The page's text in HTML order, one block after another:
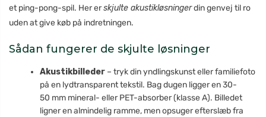
et ping-pong-spil. Her erskjulte akustikløsningerdin genvej til ro
uden at give køb på indretningen.
Sådan fungerer de skjulte løsninger
Akustikbilleder – tryk din yndlingskunst eller familiefoto
på en lydtransparent tekstil. Bag dugen ligger en 30-
50 mm mineral- eller PET-absorber (klasse A). Billedet
ligner en almindelig ramme, men opsuger efterslæb fra